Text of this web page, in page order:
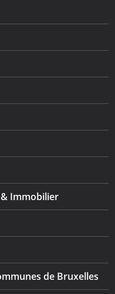
Immobilier
de Bruxelles